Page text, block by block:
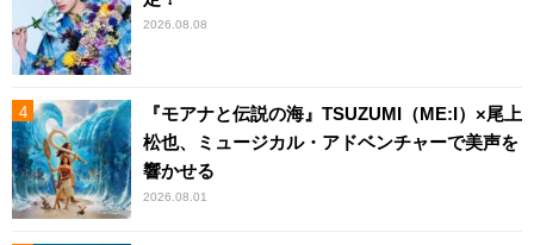
2026.08.08
『モアナと伝説の海』TSUZUMI（ME:I）×尾上
松也、ミュージカル・アドベンチャーで美声を
響かせる
2026.08.01